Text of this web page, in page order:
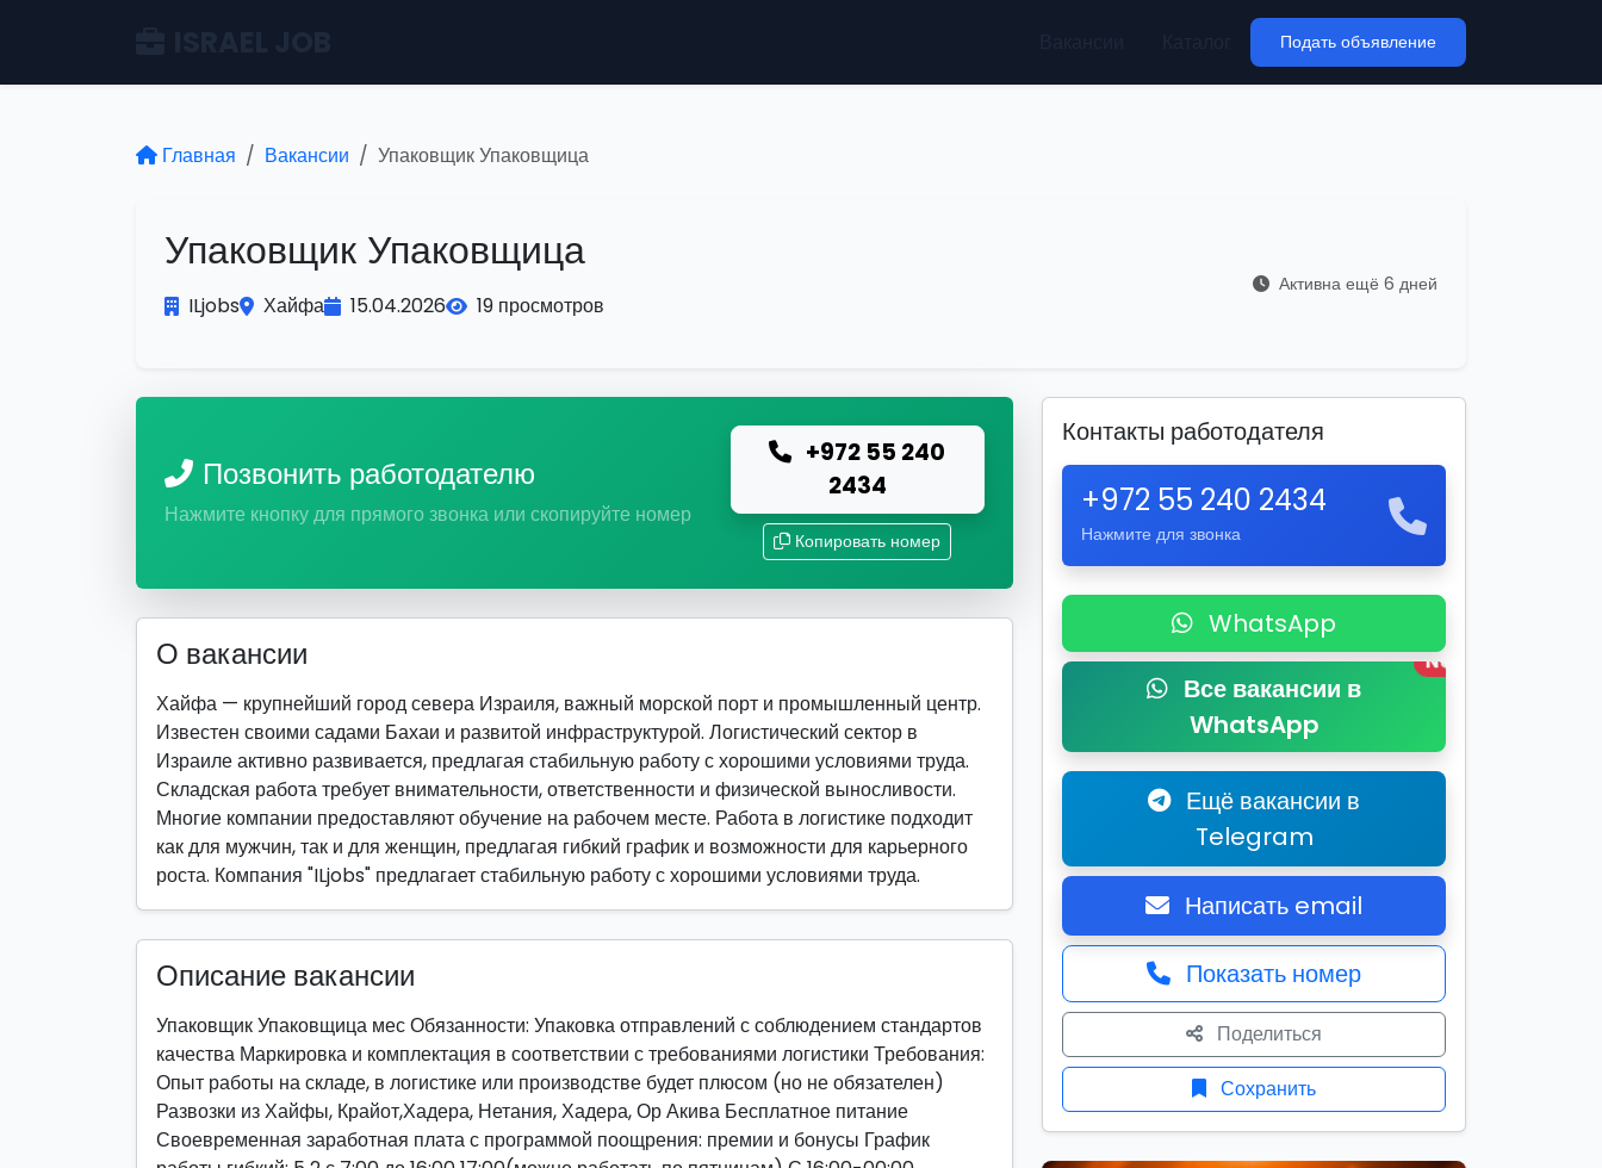
Подать объявление
Главная Вакансии Упаковщик Упаковщица
Упаковщик Упаковщица
ILjobs Хайфа 15.04.2026 19 просмотров
Активна ещё 6 дней
Позвонить работодателю
Нажмите кнопку для прямого звонка или скопируйте номер
+972 55 240
2434
Копировать номер
О вакансии
Хайфа — крупнейший город севера Израиля, важный морской порт и промышленный центр.
Известен своими садами Бахаи и развитой инфраструктурой. Логистический сектор в
Израиле активно развивается, предлагая стабильную работу с хорошими условиями труда.
Складская работа требует внимательности, ответственности и физической выносливости.
Многие компании предоставляют обучение на рабочем месте. Работа в логистике подходит
как для мужчин, так и для женщин, предлагая гибкий график и возможности для карьерного
роста. Компания "ILjobs" предлагает стабильную работу с хорошими условиями труда.
Описание вакансии
Упаковщик Упаковщица мес Обязанности: Упаковка отправлений с соблюдением стандартов
качества Маркировка и комплектация в соответствии с требованиями логистики Требования:
Опыт работы на складе, в логистике или производстве будет плюсом (но не обязателен)
Развозки из Хайфы, Крайот,Хадера, Нетания, Хадера, Ор Акива Бесплатное питание
Своевременная заработная плата с программой поощрения: премии и бонусы График
Контакты работодателя
+972 55 240 2434
Нажмите для звонка
WhatsApp
Все вакансии в
WhatsApp
New
Ещё вакансии в
Telegram
Написать email
Показать номер
Поделиться
Сохранить